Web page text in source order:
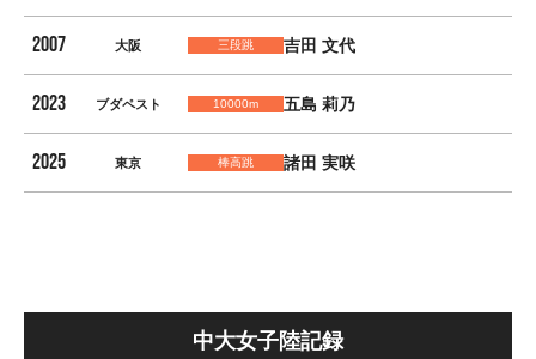
2007 大阪 三段跳 吉田 文代
2023 ブダペスト 10000m 五島 莉乃
2025 東京 棒高跳 諸田 実咲
中大女子陸記録